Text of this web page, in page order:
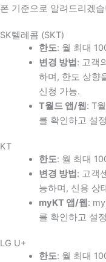
폰 기준으로 알려드리겠
SK텔레콤 (SKT)
한도: 월 최대
변경 방법 : 고객
하며, 한도 상향
신청 가능.
T월드 앱/웹 : T
를 확인하고 설
KT
한도: 월 최대
변경 방법 : 고객
능하며, 신용 상
myKT 앱/웹 :
를 확인하고 설
LG U+
한도: 월 최대